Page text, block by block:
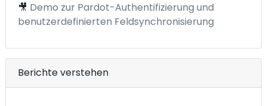
🎥 Demo zur Pardot-Authentifizierung und
benutzerdefinierten Feldsynchronisierung
Berichte verstehen